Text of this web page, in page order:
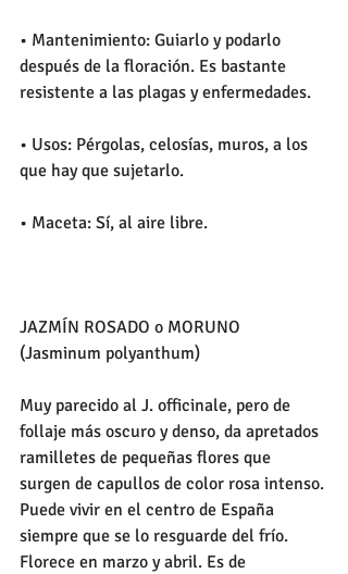
• Mantenimiento: Guiarlo y podarlo
después de la floración. Es bastante
resistente a las plagas y enfermedades.
• Usos: Pérgolas, celosías, muros, a los
que hay que sujetarlo.
• Maceta: Sí, al aire libre.
JAZMÍN ROSADO o MORUNO
(Jasminum polyanthum)
Muy parecido al J. officinale, pero de
follaje más oscuro y denso, da apretados
ramilletes de pequeñas flores que
surgen de capullos de color rosa intenso.
Puede vivir en el centro de España
siempre que se lo resguarde del frío.
Florece en marzo y abril. Es de